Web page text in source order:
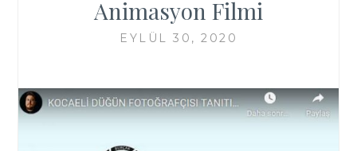
Animasyon Filmi
EYLÜL 30, 2020